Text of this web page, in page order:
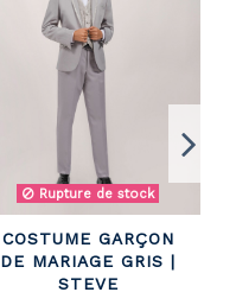
Rupture de stock
COSTUME GARÇON
DE MARIAGE GRIS |
STEVE